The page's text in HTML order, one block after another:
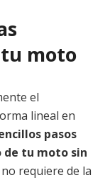
moto
el
lineal en
pasos
de tu moto sin
requiere de la